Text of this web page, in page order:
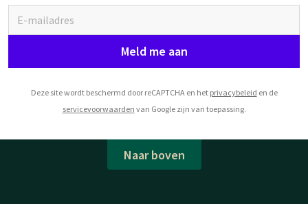
Meld me aan
Deze site wordt beschermd door reCAPTCHA en het privacybeleid en de
servicevoorwaarden van Google zijn van toepassing.
Naar boven